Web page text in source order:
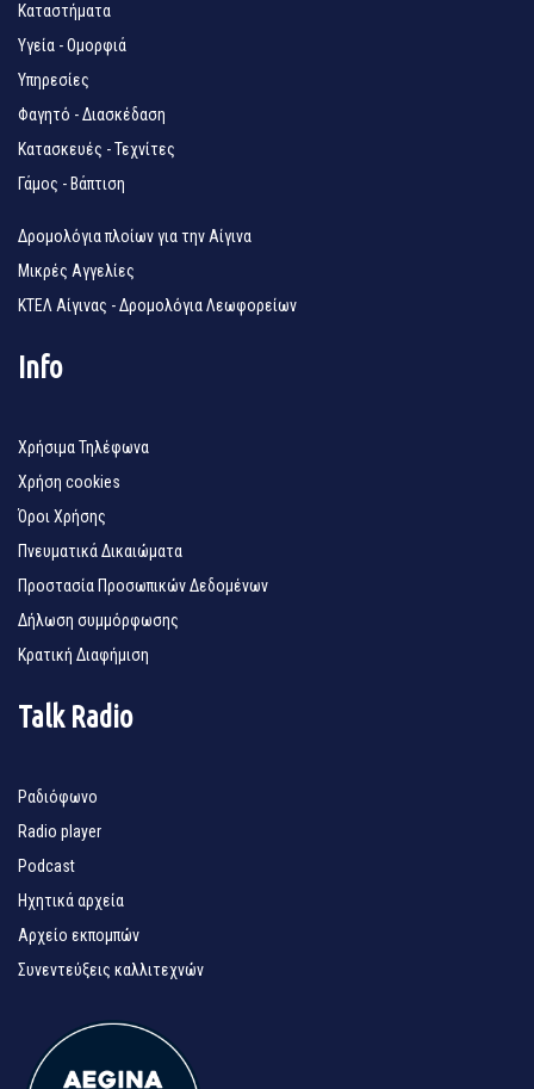
Καταστήματα
Υγεία - Ομορφιά
Υπηρεσίες
Φαγητό - Διασκέδαση
Κατασκευές - Τεχνίτες
Γάμος - Βάπτιση
Δρομολόγια πλοίων για την Αίγινα
Μικρές Αγγελίες
ΚΤΕΛ Αίγινας - Δρομολόγια Λεωφορείων
Info
Χρήσιμα Τηλέφωνα
Χρήση cookies
Όροι Χρήσης
Πνευματικά Δικαιώματα
Προστασία Προσωπικών Δεδομένων
Δήλωση συμμόρφωσης
Κρατική Διαφήμιση
Talk Radio
Ραδιόφωνο
Radio player
Podcast
Ηχητικά αρχεία
Αρχείο εκπομπών
Συνεντεύξεις καλλιτεχνών